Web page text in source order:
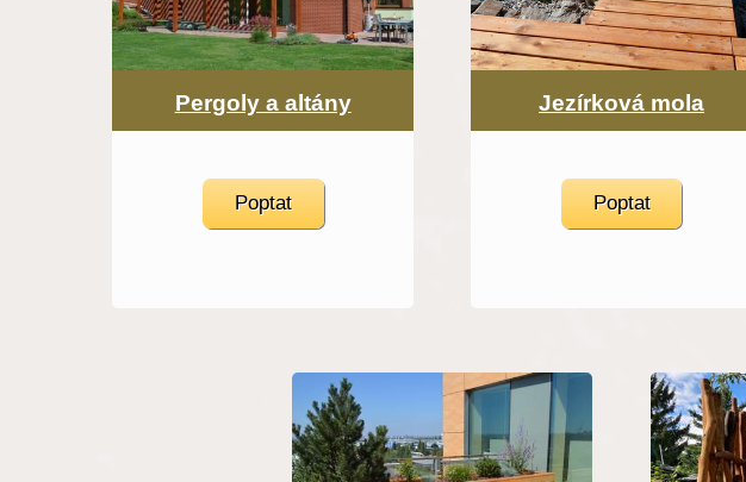
Pergoly a altány
Poptat
Jezírková mola
Poptat